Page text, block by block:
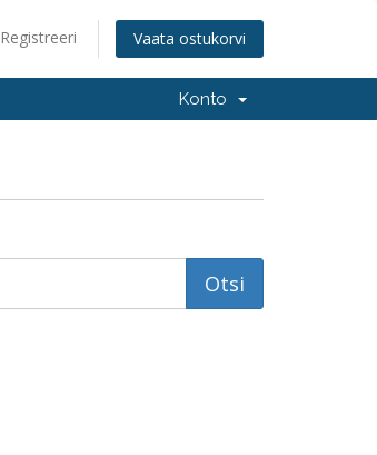
Registreeri Vaata ostukorvi
Konto